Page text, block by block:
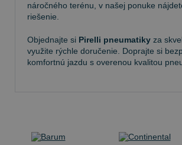
náročného terénu, v našej ponuke
riešenie.
Objednajte si Pirelli pneumatiky za
využite rýchle doručenie. Doprajte si
komfortnú jazdu s overenou kvalitou